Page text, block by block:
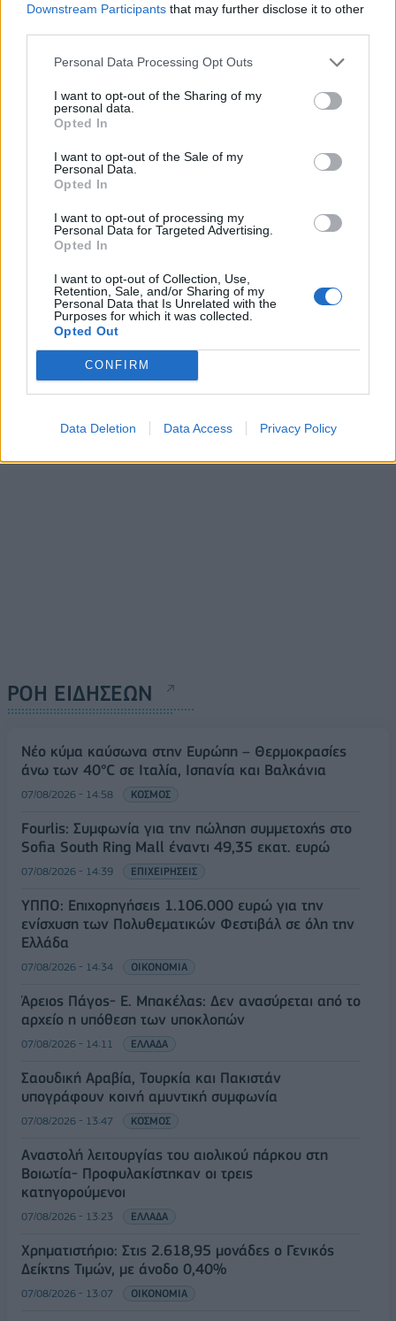
Downstream Participants that may further disclose it to other
Personal Data Processing Opt Outs
I want to opt-out of the Sharing of my
personal data.
Opted In
I want to opt-out of the Sale of my
Personal Data.
Opted In
I want to opt-out of processing my
Personal Data for Targeted Advertising.
Opted In
I want to opt-out of Collection, Use,
Retention, Sale, and/or Sharing of my
Personal Data that Is Unrelated with the
Purposes for which it was collected.
Opted Out
CONFIRM
Data Deletion Data Access Privacy Policy
Alpha Bank: Για πρώτη φορά το Αρχαίο Θέατρο Επιδαύρου άνοιξε τις
ΠΕΡΙΣΣΌΤΕΡΑ ΣΕ ΑΥΤΉ ΤΗΝ ΚΑΤΗΓΟΡΊΑ
Β. Κικίλιας: Η κακοκαιρία
"ATENA" θα έχει
μεγαλύτερη διάρκεια- Δεν
09/09/2024 - 14:45
Τράπεζας της Ελλάδος
09/09/2024 - 16:31
ΡΟΗ ΕΙΔΗΣΕΩΝ
Νέο κύμα καύσωνα στην Ευρώπη – Θερμοκρασίες
άνω των 40°C σε Ιταλία, Ισπανία και Βαλκάνια
07/08/2026 - 14:58 ΚΟΣΜΟΣ
Fourlis: Συμφωνία για την πώληση συμμετοχής στο
Sofia South Ring Mall έναντι 49,35 εκατ. ευρώ
07/08/2026 - 14:39 ΕΠΙΧΕΙΡΗΣΕΙΣ
ΥΠΠΟ: Επιχορηγήσεις 1.106.000 ευρώ για την
ενίσχυση των Πολυθεματικών Φεστιβάλ σε όλη την
Ελλάδα
07/08/2026 - 14:34 ΟΙΚΟΝΟΜΙΑ
Άρειος Πάγος- Ε. Μπακέλας: Δεν ανασύρεται από το
αρχείο η υπόθεση των υποκλοπών
07/08/2026 - 14:11 ΕΛΛΑΔΑ
Σαουδική Αραβία, Τουρκία και Πακιστάν
υπογράφουν κοινή αμυντική συμφωνία
07/08/2026 - 13:47 ΚΟΣΜΟΣ
Αναστολή λειτουργίας του αιολικού πάρκου στη
Βοιωτία- Προφυλακίστηκαν οι τρεις
κατηγορούμενοι
07/08/2026 - 13:23 ΕΛΛΑΔΑ
Χρηματιστήριο: Στις 2.618,95 μονάδες ο Γενικός
Δείκτης Τιμών, με άνοδο 0,40%
07/08/2026 - 13:07 ΟΙΚΟΝΟΜΙΑ